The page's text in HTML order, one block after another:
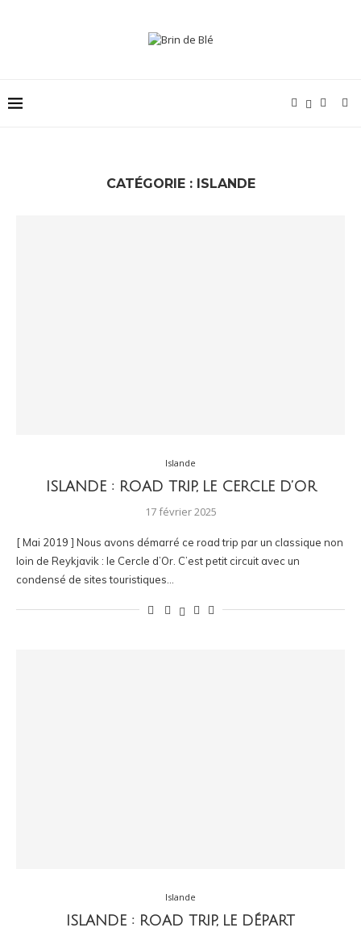
CATÉGORIE : ISLANDE
Islande
ISLANDE : ROAD TRIP, LE CERCLE D’OR
17 février 2025
[ Mai 2019 ] Nous avons démarré ce road trip par un classique non
loin de Reykjavik : le Cercle d’Or. C’est petit circuit avec un
condensé de sites touristiques…
Islande
ISLANDE : ROAD TRIP, LE DÉPART